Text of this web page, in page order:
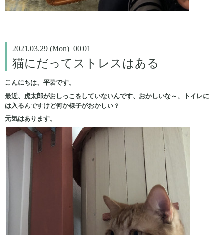
2021.03.29 (Mon) 00:01
猫にだってストレスはある
こんにちは、平岩です。
最近、虎太郎がおしっこをしていないんです、おかしいな～、トイレに
は入るんですけど何か様子がおかしい？
元気はあります。